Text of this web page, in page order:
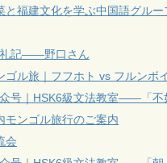
と福建文化を学ぶ中国語グルー
記——野口さん
ゴル旅｜フフホト vs フルンボ
号｜HSK6級文法教室——「不
モンゴル旅行のご案内
会